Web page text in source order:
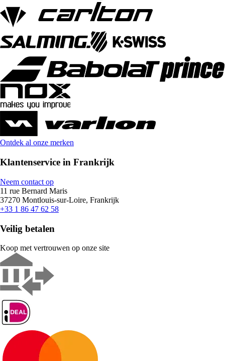
Ontdek al onze merken
Klantenservice in Frankrijk
Neem contact op
11 rue Bernard Maris
37270 Montlouis-sur-Loire, Frankrijk
+33 1 86 47 62 58
Veilig betalen
Koop met vertrouwen op onze site